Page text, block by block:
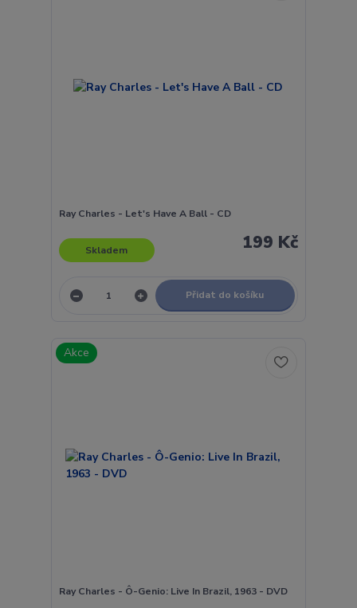
Ray Charles - Let's Have A Ball - CD
199 Kč
Skladem
Přidat do košíku
Akce
Ray Charles - Ô-Genio: Live In Brazil, 1963 - DVD